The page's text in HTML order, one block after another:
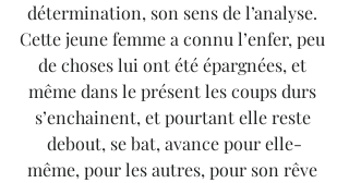
détermination, son sens de l’analyse.
Cette jeune femme a connu l’enfer, peu
de choses lui ont été épargnées, et
même dans le présent les coups durs
s’enchainent, et pourtant elle reste
debout, se bat, avance pour elle-
même, pour les autres, pour son rêve